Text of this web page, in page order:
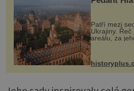
Patří mezi
Ukrajiny.
areálu, za
český
na něm dal
stavební